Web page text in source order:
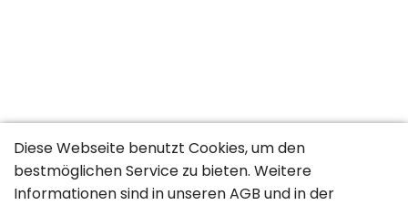
Diese Webseite benutzt Cookies, um den
bestmöglichen Service zu bieten. Weitere
Informationen sind in unserenAGB und in der